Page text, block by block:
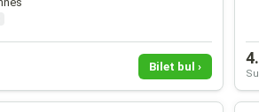
Bilet bul ›